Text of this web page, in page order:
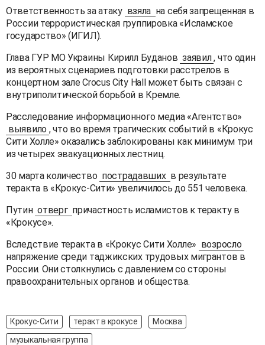
Ответственность за атаку взяла на себя запрещенная в
России террористическая группировка «Исламское
государство» (ИГИЛ).
Глава ГУР МО Украины Кирилл Буданов заявил , что один
из вероятных сценариев подготовки расстрелов в
концертном зале Crocus City Hall может быть связан с
внутриполитической борьбой в Кремле.
Расследование информационного медиа «Агентство»
выявило , что во время трагических событий в «Крокус
Сити Холле» оказались заблокированы как минимум три
из четырех эвакуационных лестниц.
30 марта количество пострадавших в результате
теракта в «Крокус-Сити» увеличилось до 551 человека.
Путин отверг причастность исламистов к теракту в
«Крокусе».
Вследствие теракта в «Крокус Сити Холле» возросло
напряжение среди таджикских трудовых мигрантов в
России. Они столкнулись с давлением со стороны
правоохранительных органов и общества.
Крокус-Сити теракт в крокусе
Москва
музыкальная группа